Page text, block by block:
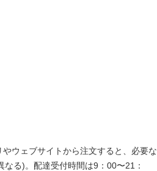
ウェブサイトから注文すると、必要な
る)。配達受付時間は9：00〜21：